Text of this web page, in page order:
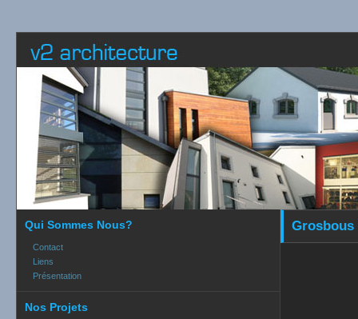
Qui Sommes Nous?
Contact
Liens
Présentation
Nos Projets
Grosbous